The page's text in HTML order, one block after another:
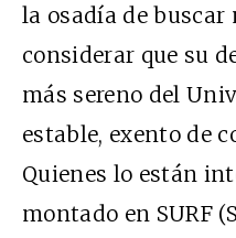
la osadía de
considerar que su
más sereno del
estable, exento de
Quienes lo están
montado en SURF